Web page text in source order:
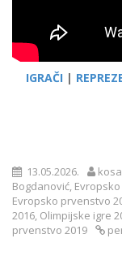
IGRAČI |
13.05.2026.
Bogdanović,
Evropsko prvenstvo
2016, Olimpijske igre
prvenstvo 2019